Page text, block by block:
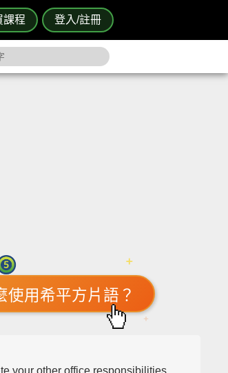
課程 登入/註冊
使用希平方片語？
your other office responsibilities